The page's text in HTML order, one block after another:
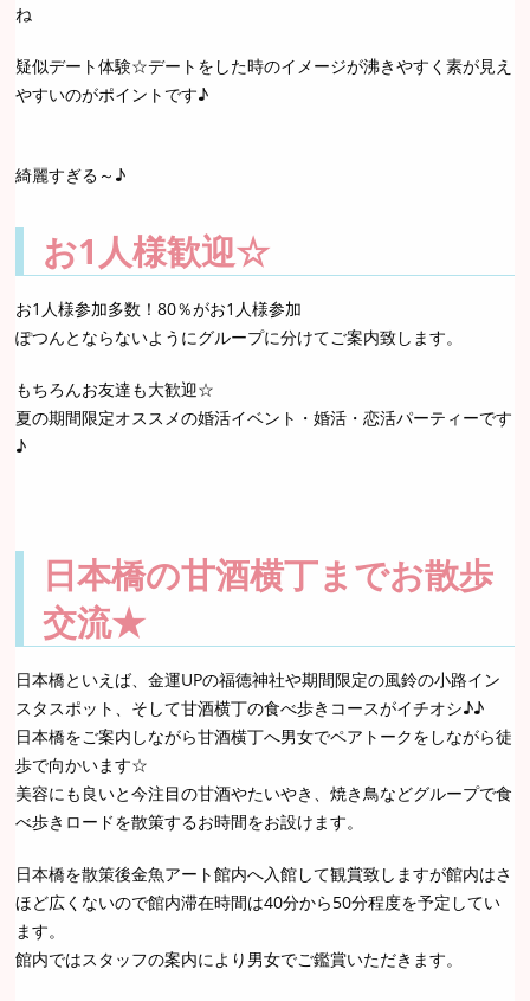
ね
疑似デート体験☆デートをした時のイメージが沸きやすく素が見え
やすいのがポイントです♪
綺麗すぎる～♪
お1人様歓迎☆
お1人様参加多数！80％がお1人様参加
ぽつんとならないようにグループに分けてご案内致します。
もちろんお友達も大歓迎☆
夏の期間限定オススメの婚活イベント・婚活・恋活パーティーです
♪
日本橋の甘酒横丁までお散歩
交流★
日本橋といえば、金運UPの福徳神社や期間限定の風鈴の小路イン
スタスポット、そして甘酒横丁の食べ歩きコースがイチオシ♪♪
日本橋をご案内しながら甘酒横丁へ男女でペアトークをしながら徒
歩で向かいます☆
美容にも良いと今注目の甘酒やたいやき、焼き鳥などグループで食
べ歩きロードを散策するお時間をお設けます。
日本橋を散策後金魚アート館内へ入館して観賞致しますが館内はさ
ほど広くないので館内滞在時間は40分から50分程度を予定してい
ます。
館内ではスタッフの案内により男女でご鑑賞いただきます。